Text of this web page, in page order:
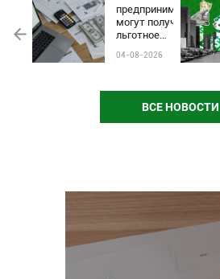
предприниматели
могут получить
льготное
финансирование
по программе
04-08-2026
ВСЕ НОВОСТИ